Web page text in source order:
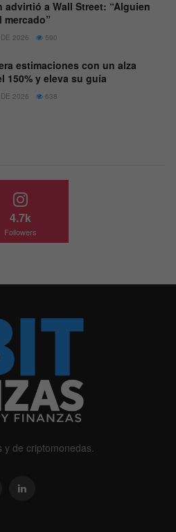
advirtió a Wall Street: “Alguien
mercado”
2026 590
estimaciones con un alza
150% y eleva su guía
2026 638
4.7k
Followers
de criptomonedas.